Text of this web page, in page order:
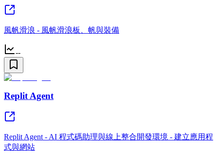
風帆滑浪 - 風帆滑浪板、帆與裝備
--
Replit Agent
Replit Agent - AI 程式碼助理與線上整合開發環境 - 建立應用程
式與網站